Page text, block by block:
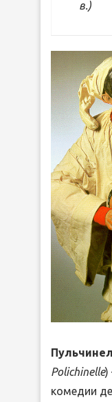
в.)
Polichinelle)
комедии